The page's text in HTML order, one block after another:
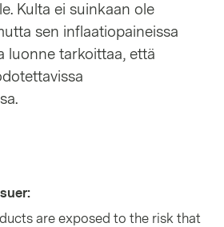
Kulta ei suinkaan ole
sen inflaatiopaineissa
luonne tarkoittaa, että
:
are exposed to the risk that